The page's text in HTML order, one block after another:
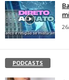
PODCASTS